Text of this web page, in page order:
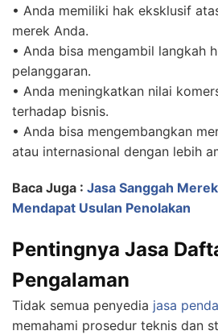
• Anda memiliki hak eksklusif
merek Anda.
• Anda bisa mengambil langkah
pelanggaran.
• Anda meningkatkan nilai
terhadap bisnis.
• Anda bisa mengembangkan
atau internasional dengan lebih
Baca Juga : Jasa Sanggah
Mendapat Usulan Penolakan
Pentingnya Jasa
Pengalaman
Tidak semua penyedia jasa
memahami prosedur teknis dan